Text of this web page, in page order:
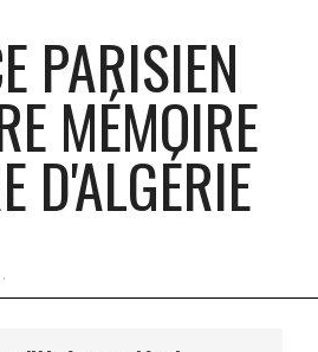
PARISIEN
MÉMOIRE
D'ALGÉRIE